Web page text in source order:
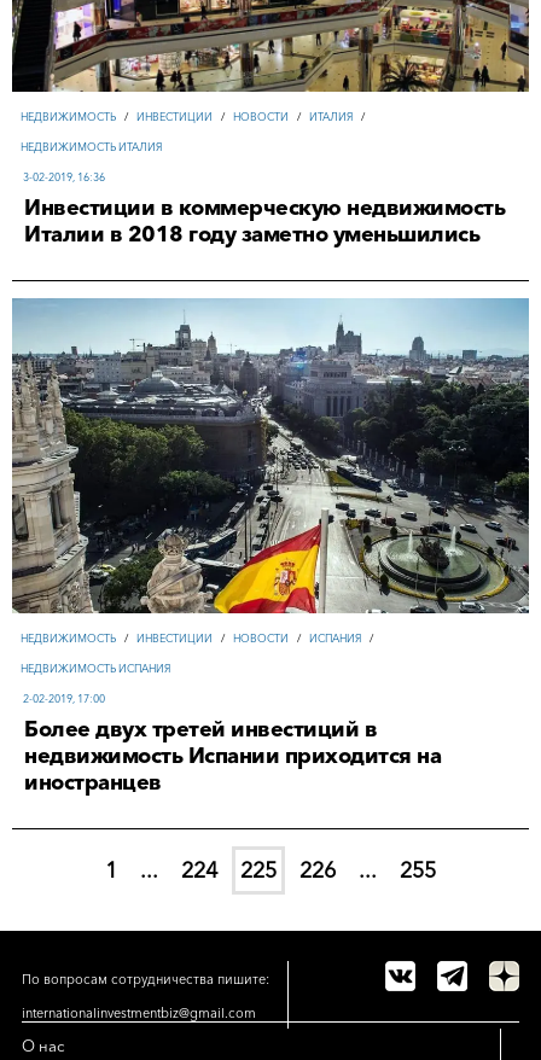
НЕДВИЖИМОСТЬ / ИНВЕСТИЦИИ / НОВОСТИ / ИТАЛИЯ /
НЕДВИЖИМОСТЬ ИТАЛИЯ
3-02-2019, 16:36
Инвестиции в коммерческую недвижимость
Италии в 2018 году заметно уменьшились
НЕДВИЖИМОСТЬ / ИНВЕСТИЦИИ / НОВОСТИ / ИСПАНИЯ /
НЕДВИЖИМОСТЬ ИСПАНИЯ
2-02-2019, 17:00
Более двух третей инвестиций в
недвижимость Испании приходится на
иностранцев
1 ... 224 225 226 ... 255
По вопросам сотрудничества пишите:
internationalinvestmentbiz@gmail.com
О нас